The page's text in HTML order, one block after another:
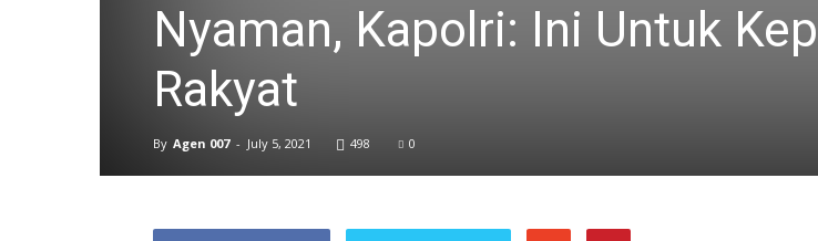
Nyaman, Kapolri: Ini Untuk
Rakyat
By Agen 007 - July 5, 2021 498 0